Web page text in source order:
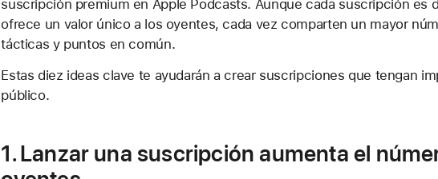
suscripción premium en Apple Podcasts. Aunque cada suscripción es
ofrece un valor único a los oyentes, cada vez comparten un mayor
tácticas y puntos en común.
Estas diez ideas clave te ayudarán a crear suscripciones que tengan
público.
1. Lanzar una suscripción aumenta el